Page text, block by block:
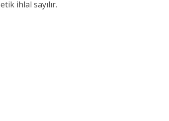
etik ihlal sayılır.